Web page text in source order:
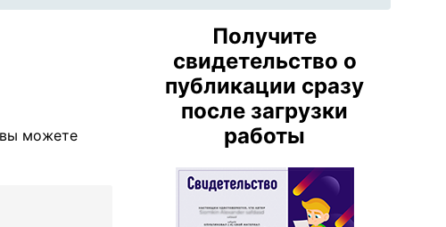
можете
Получите
свидетельство о
публикации сразу
после загрузки
работы